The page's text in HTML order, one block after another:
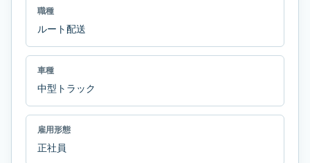
職種
ルート配送
車種
中型トラック
雇用形態
正社員